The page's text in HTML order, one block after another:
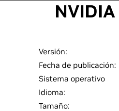
NVIDIA
Versión:
Fecha de publicación:
Sistema operativo
Idioma:
Tamaño: